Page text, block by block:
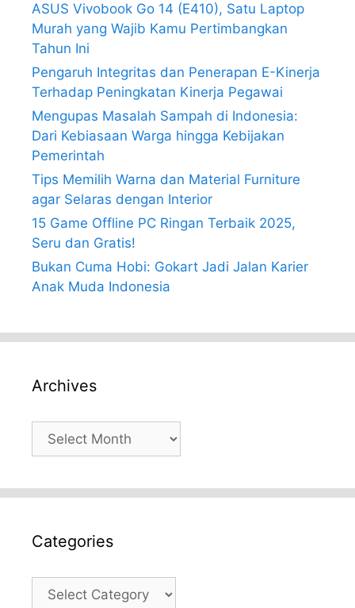
ASUS Vivobook Go 14 (E410), Satu Laptop
Murah yang Wajib Kamu Pertimbangkan
Tahun Ini
Pengaruh Integritas dan Penerapan E-Kinerja
Terhadap Peningkatan Kinerja Pegawai
Mengupas Masalah Sampah di Indonesia:
Dari Kebiasaan Warga hingga Kebijakan
Pemerintah
Tips Memilih Warna dan Material Furniture
agar Selaras dengan Interior
15 Game Offline PC Ringan Terbaik 2025,
Seru dan Gratis!
Bukan Cuma Hobi: Gokart Jadi Jalan Karier
Anak Muda Indonesia
Archives
Archives
Categories
Categories